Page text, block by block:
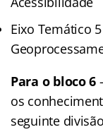
Eixo Temático
Para o bloco 6
os
seguinte